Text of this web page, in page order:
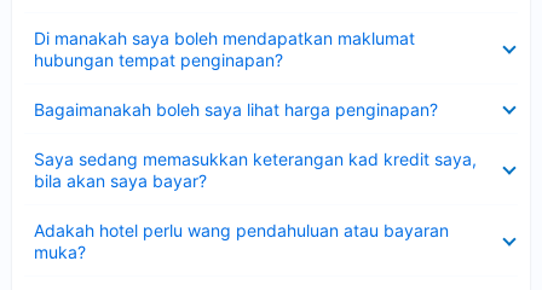
Di manakah saya boleh mendapatkan maklumat
hubungan tempat penginapan?
Bagaimanakah boleh saya lihat harga penginapan?
Saya sedang memasukkan keterangan kad kredit saya,
bila akan saya bayar?
Adakah hotel perlu wang pendahuluan atau bayaran
muka?